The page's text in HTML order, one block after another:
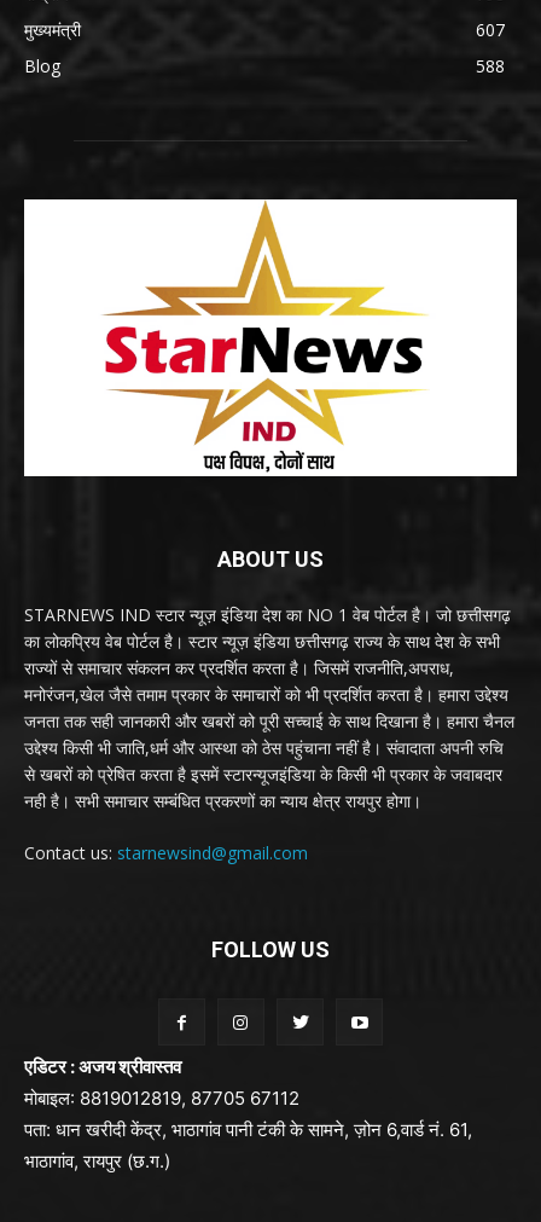
मुख्यमंत्री
607
Blog
588
ABOUT US
STARNEWS IND स्टार न्यूज़ इंडिया देश का NO 1 वेब पोर्टल है। जो छत्तीसगढ़
का लोकप्रिय वेब पोर्टल है। स्टार न्यूज़ इंडिया छत्तीसगढ़ राज्य के साथ देश के सभी
राज्यों से समाचार संकलन कर प्रदर्शित करता है। जिसमें राजनीति,अपराध,
मनोरंजन,खेल जैसे तमाम प्रकार के समाचारों को भी प्रदर्शित करता है। हमारा उद्देश्य
जनता तक सही जानकारी और खबरों को पूरी सच्चाई के साथ दिखाना है। हमारा चैनल
उद्देश्य किसी भी जाति,धर्म और आस्था को ठेस पहुंचाना नहीं है। संवादाता अपनी रुचि
से खबरों को प्रेषित करता है इसमें स्टारन्यूजइंडिया के किसी भी प्रकार के जवाबदार
नही है। सभी समाचार सम्बंधित प्रकरणों का न्याय क्षेत्र रायपुर होगा।
Contact us: starnewsind@gmail.com
FOLLOW US
एडिटर : अजय श्रीवास्तव
मोबाइल: 8819012819, 87705 67112
पता: धान खरीदी केंद्र, भाठागांव पानी टंकी के सामने, ज़ोन 6,वार्ड नं. 61,
भाठागांव, रायपुर (छ.ग.)